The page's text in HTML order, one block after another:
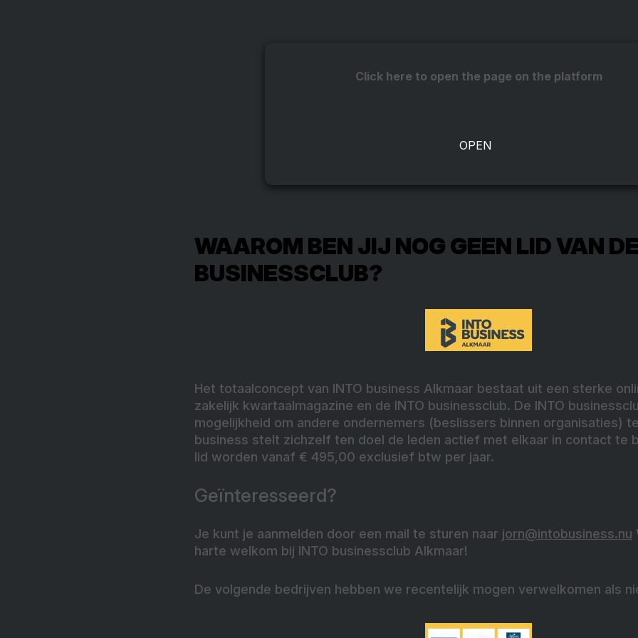
Click here to open the page on the platform
WAAROM BEN JIJ NOG GEEN LID VAN
BUSINESSCLUB?
Het totaalconcept van INTO business Alkmaar bestaat uit een sterke
zakelijk kwartaalmagazine en de INTO businessclub. De INTO
mogelijkheid om andere ondernemers (beslissers binnen organisaties)
business stelt zichzelf ten doel de leden actief met elkaar in contact te
lid worden vanaf € 495,00 exclusief btw per jaar.
Geïnteresseerd?
Je kunt je aanmelden door een mail te sturen naar jorn@intobusiness.nu
harte welkom bij INTO businessclub Alkmaar!
De volgende bedrijven hebben we recentelijk mogen verwelkomen als